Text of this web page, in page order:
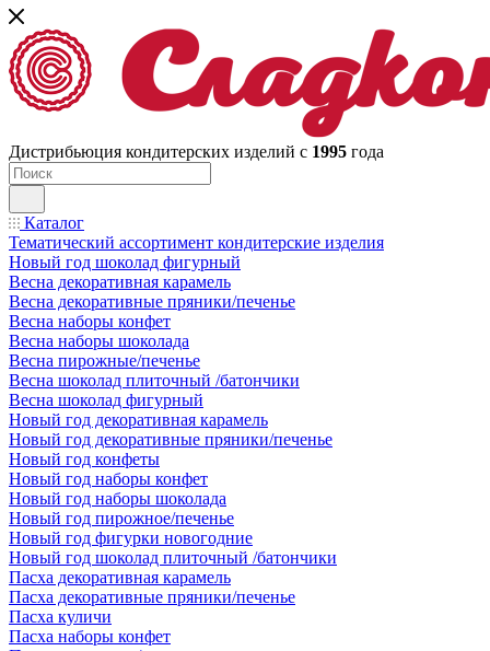
Дистрибьюция кондитерских изделий с 1995 года
Каталог
Тематический ассортимент кондитерские изделия
Новый год шоколад фигурный
Весна декоративная карамель
Весна декоративные пряники/печенье
Весна наборы конфет
Весна наборы шоколада
Весна пирожные/печенье
Весна шоколад плиточный /батончики
Весна шоколад фигурный
Новый год декоративная карамель
Новый год декоративные пряники/печенье
Новый год конфеты
Новый год наборы конфет
Новый год наборы шоколада
Новый год пирожное/печенье
Новый год фигурки новогодние
Новый год шоколад плиточный /батончики
Пасха декоративная карамель
Пасха декоративные пряники/печенье
Пасха куличи
Пасха наборы конфет